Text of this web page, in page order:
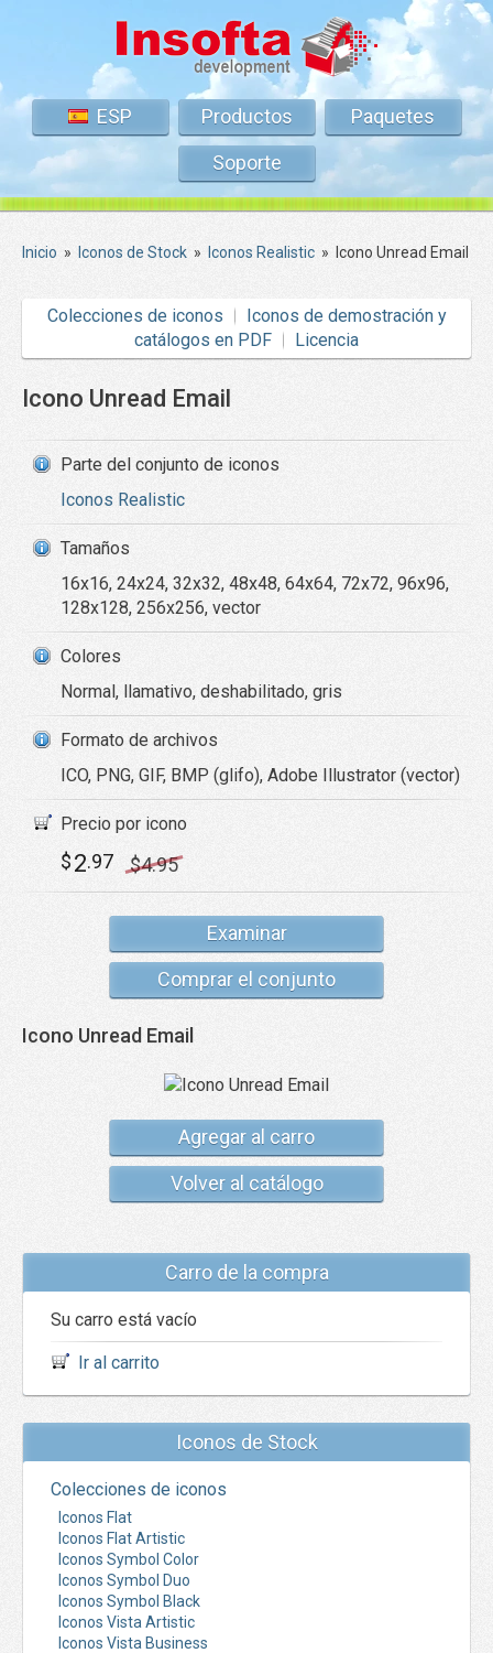
ESP Productos
Paquetes
Soporte
Inicio » Iconos de Stock » Iconos Realistic » Icono Unread Email
Colecciones de iconos
Iconos de demostración y
catálogos en PDF
Licencia
Icono Unread Email
Parte del conjunto de iconos
Iconos Realistic
Tamaños
16x16, 24x24, 32x32, 48x48, 64x64, 72x72, 96x96,
128x128, 256x256, vector
Colores
Normal, llamativo, deshabilitado, gris
Formato de archivos
ICO, PNG, GIF, BMP (glifo), Adobe Illustrator (vector)
Precio por icono
$2.97 $4.95
Examinar
Comprar el conjunto
Icono Unread Email
Agregar al carro
Volver al catálogo
Carro de la compra
Su carro está vacío
Ir al carrito
Iconos de Stock
Colecciones de iconos
Iconos Flat
Iconos Flat Artistic
Iconos Symbol Color
Iconos Symbol Duo
Iconos Symbol Black
Iconos Vista Artistic
Iconos Vista Business